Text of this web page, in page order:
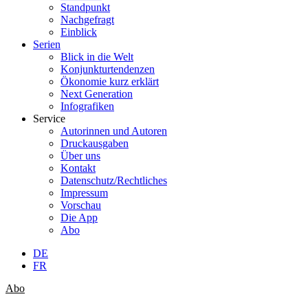
Standpunkt
Nachgefragt
Einblick
Serien
Blick in die Welt
Konjunkturtendenzen
Ökonomie kurz erklärt
Next Generation
Infografiken
Service
Autorinnen und Autoren
Druckausgaben
Über uns
Kontakt
Datenschutz/Rechtliches
Impressum
Vorschau
Die App
Abo
DE
FR
Abo